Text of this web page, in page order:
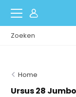
Home
Ursus 28